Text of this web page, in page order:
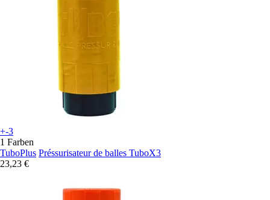
+-3
1 Farben
TuboPlus Préssurisateur de balles TuboX3
23,23 €